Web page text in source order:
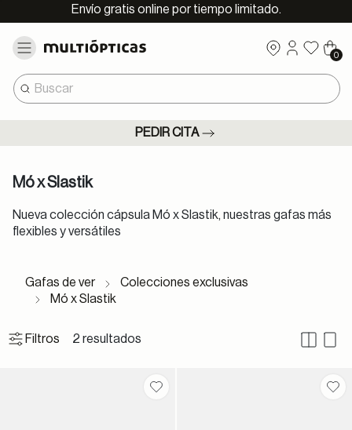
Envío gratis online por tiempo limitado.
0
PEDIR CITA
Mó x Slastik
Nueva colección cápsula Mó x Slastik, nuestras gafas más
flexibles y versátiles
Gafas de ver
Colecciones exclusivas
Mó x Slastik
2 resultados
Filtros
Guardar en favoritos